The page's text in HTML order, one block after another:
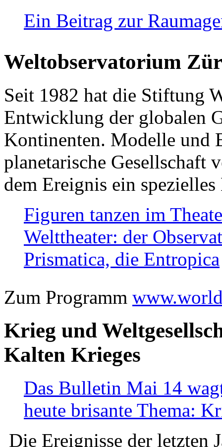
Ein Beitrag zur
Weltobservatorium
Seit 1982 hat die Stiftung
Entwicklung der globalen
Kontinenten. Modelle und
planetarische Gesellschaft
dem Ereignis ein
Figuren tanzen im
Welttheater: der
Prismatica, die Entropica
Zum Programm
Krieg und
Kalten Krieges
Das Bulletin Mai 14
heute brisante Thema:
Die Ereignisse der letzten